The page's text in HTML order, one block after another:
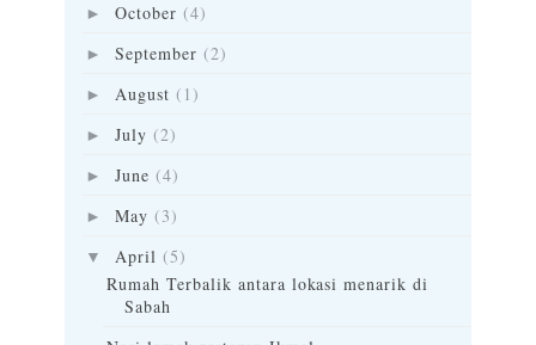
► October (4)
► September (2)
► August (1)
► July (2)
► June (4)
► May (3)
▼ April (5)
Rumah Terbalik antara lokasi menarik di
Sabah